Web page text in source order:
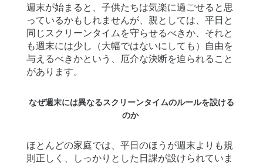
週末が始まると、子供たちは気楽に過ごせると思
っているかもしれませんが、親としては、平日と
同じスクリーンタイムを守らせるべきか、それと
も週末には少し（大幅ではないにしても）自由を
与えるべきかという、厄介な決断を迫られること
があります。
なぜ週末には異なるスクリーンタイムのルールを設ける
のか
ほとんどの家庭では、平日のほうが週末よりも規
則正しく、しっかりとした日課が設けられていま